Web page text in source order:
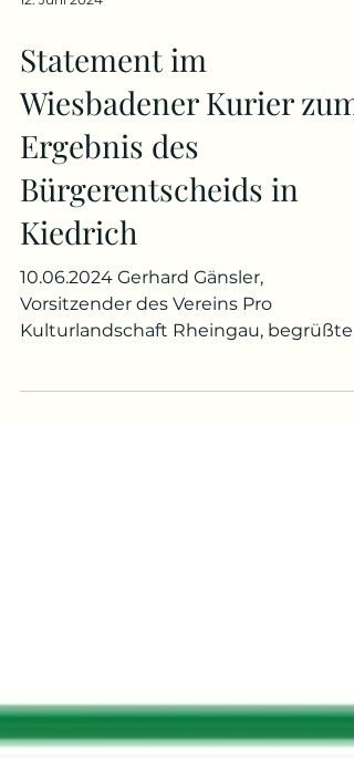
Statement im
Wiesbadener Kurier zum
Ergebnis des
Bürgerentscheids in
Kiedrich
10.06.2024 Gerhard Gänsler,
Vorsitzender des Vereins Pro
die Entscheidung der Kiedricher,